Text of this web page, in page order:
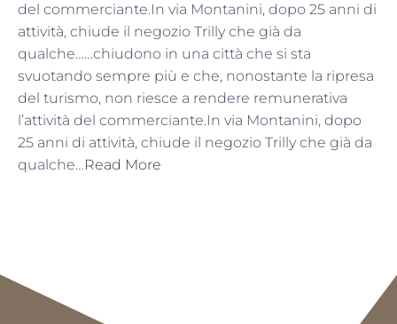
del commerciante.In via Montanini, dopo 25 anni di
attività, chiude il negozio Trilly che già da
qualche……chiudono in una città che si sta
svuotando sempre più e che, nonostante la ripresa
del turismo, non riesce a rendere remunerativa
l’attività del commerciante.In via Montanini, dopo
25 anni di attività, chiude il negozio Trilly che già da
qualche…Read More